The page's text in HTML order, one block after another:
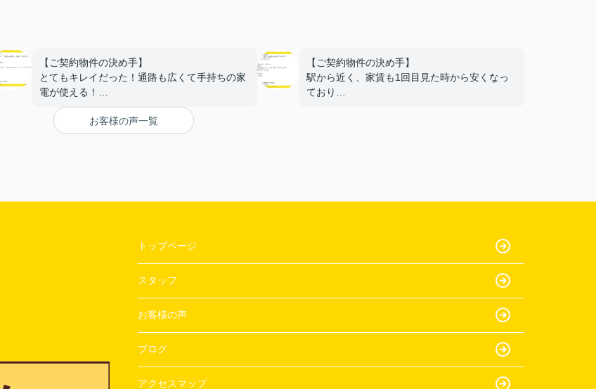
【ご契約物件の決め手】
とてもキレイだった！通路も広くて手持ちの家
電が使える！
【担当者へのひとこと・ふたこと】
〇よかったこと：
対応がとてもやわらかく、不なれな私たちにと
【ご契約物件の決め手】
駅から近く、家賃も1回目見た時から安くなっ
ており
お客様の声一覧
トップページ
スタッフ
お客様の声
ブログ
アクセスマップ